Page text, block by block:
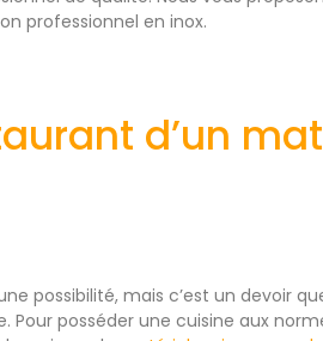
professionnel en inox.
d’un
possibilité, mais c’est un devoir
posséder une cuisine aux